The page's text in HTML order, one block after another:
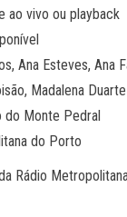
ao vivo ou playback
Ana Esteves, Ana
Madalena Duarte
do Monte Pedral
do Porto
Rádio